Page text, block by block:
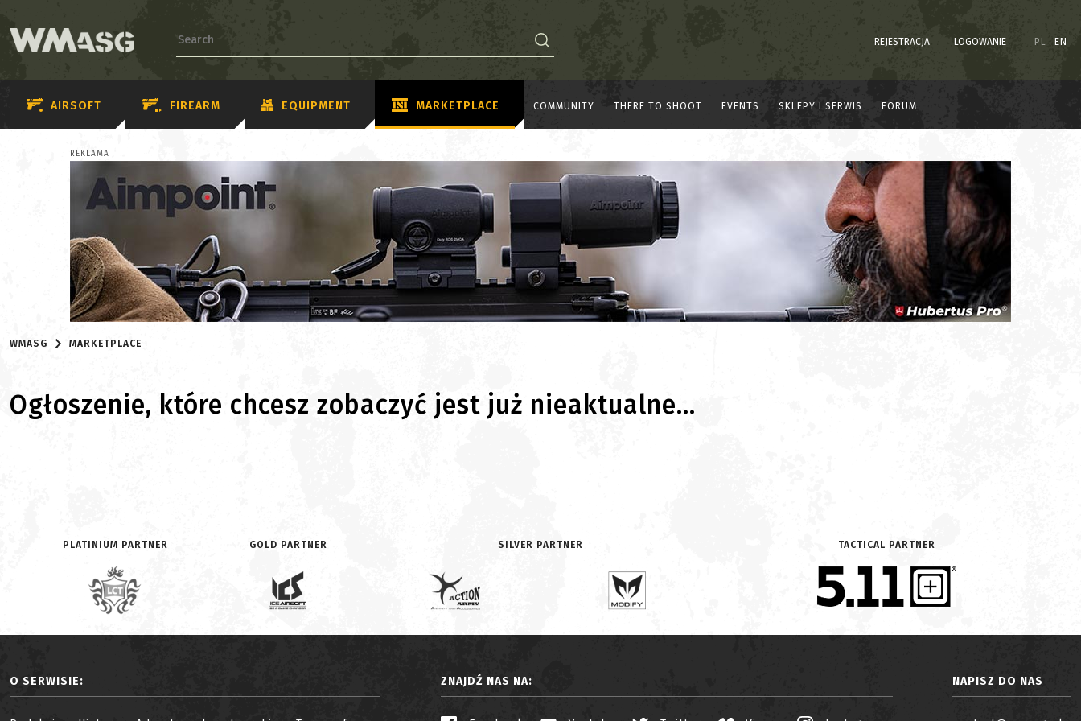
REJESTRACJA LOGOWANIE PL EN
AIRSOFT FIREARM EQUIPMENT MARKETPLACE COMMUNITY THERE TO SHOOT EVENTS SKLEPY I SERWIS FORUM
REKLAMA
WMASG MARKETPLACE
Ogłoszenie, które chcesz zobaczyć jest już nieaktualne...
PLATINIUM PARTNER GOLD PARTNER SILVER PARTNER TACTICAL PARTNER
O SERWISIE: ZNAJDŹ NAS NA: NAPISZ DO NAS